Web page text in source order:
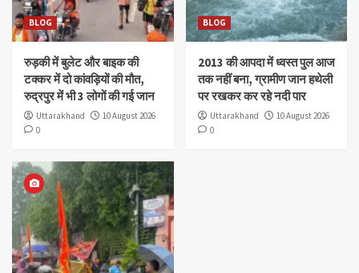
BLOG
रुड़की में बुलेट और बाइक की
टक्कर में दो कांवड़ियों की मौत,
रुद्रपुर में भी 3 लोगों की गई जान
Uttarakhand
10 August 2026
0
BLOG
2013 की आपदा में ध्वस्त पुल आज
तक नहीं बना, ग्रामीण जान हथेली
पर रखकर कर रहे नदी पार
Uttarakhand
10 August 2026
0